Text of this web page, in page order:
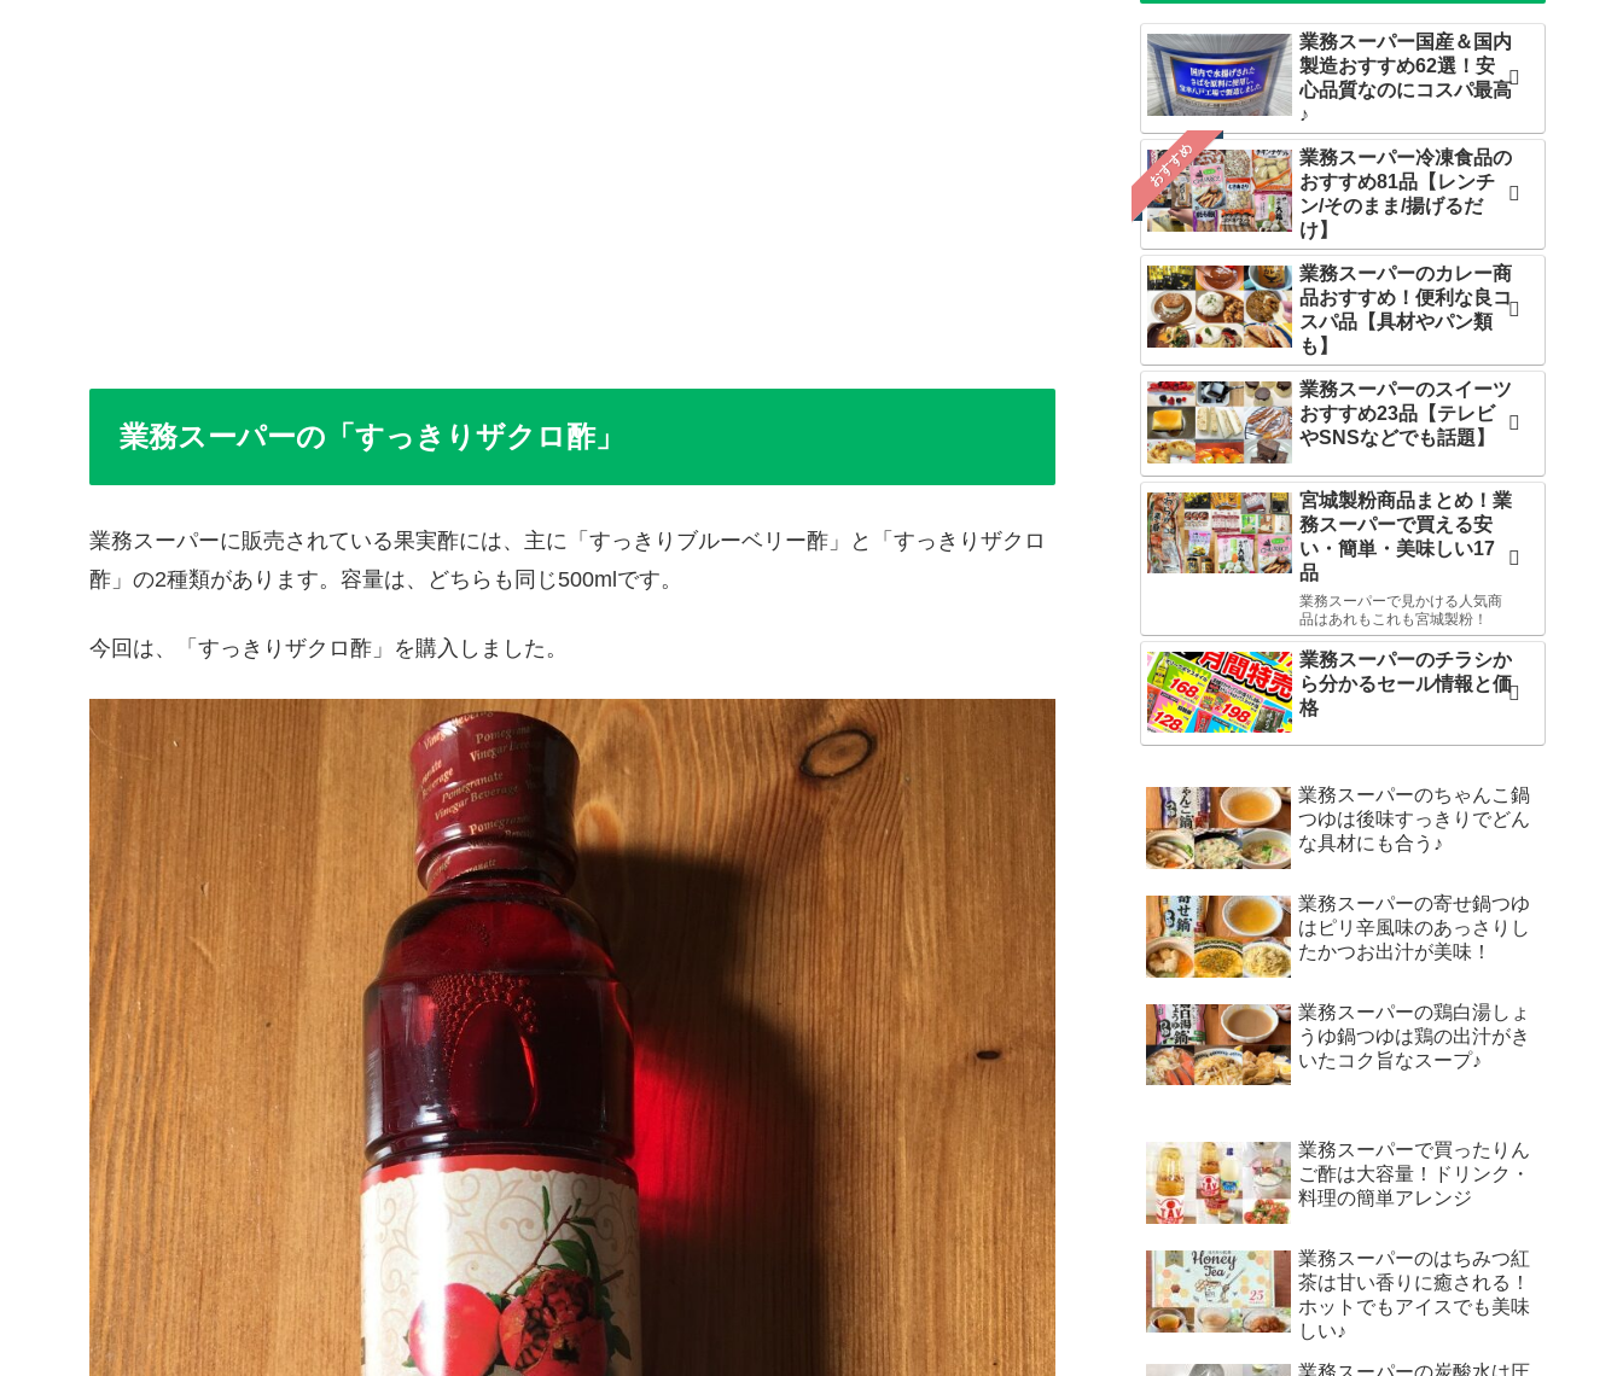
業務スーパーの「すっきりザクロ酢」
業務スーパーに販売されている果実酢には、主に「すっきりブルーベリー酢」と「すっきりザクロ
酢」の2種類があります。容量は、どちらも同じ500mlです。
今回は、「すっきりザクロ酢」を購入しました。
業務スーパー国産＆国内
製造おすすめ62選！安
心品質なのにコスパ最高
♪
おすすめ
業務スーパー冷凍食品の
おすすめ81品【レンチ
ン/そのまま/揚げるだ
け】
業務スーパーのカレー商
品おすすめ！便利な良コ
スパ品【具材やパン類
も】
業務スーパーのスイーツ
おすすめ23品【テレビ
やSNSなどでも話題】
宮城製粉商品まとめ！業
務スーパーで買える安
い・簡単・美味しい17
品
業務スーパーで見かける人気商
品はあれもこれも宮城製粉！
業務スーパーのチラシか
ら分かるセール情報と価
格
業務スーパーのちゃんこ鍋
つゆは後味すっきりでどん
な具材にも合う♪
業務スーパーの寄せ鍋つゆ
はピリ辛風味のあっさりし
たかつお出汁が美味！
業務スーパーの鶏白湯しょ
うゆ鍋つゆは鶏の出汁がき
いたコク旨なスープ♪
業務スーパーで買ったりん
ご酢は大容量！ドリンク・
料理の簡単アレンジ
業務スーパーのはちみつ紅
茶は甘い香りに癒される！
ホットでもアイスでも美味
しい♪